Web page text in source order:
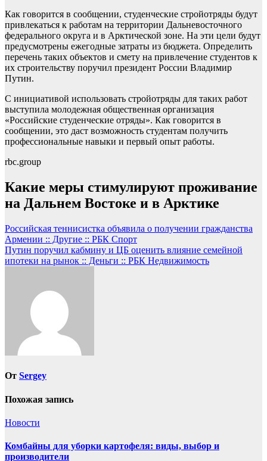
Как говорится в сообщении, студенческие стройотряды будут
привлекаться к работам на территории Дальневосточного
федерального округа и в Арктической зоне. На эти цели будут
предусмотрены ежегодные затраты из бюджета. Определить
перечень таких объектов и смету на привлечение студентов к
их строительству поручил президент России Владимир
Путин.
С инициативой использовать стройотряды для таких работ
выступила молодежная общественная организация
«Российские студенческие отряды». Как говорится в
сообщении, это даст возможность студентам получить
профессиональные навыки и первый опыт работы.
rbc.group
Какие меры стимулируют проживание
на Дальнем Востоке и в Арктике
Навигация
по
записям
Российская теннисистка объявила о получении гражданства
Армении :: Другие :: РБК Спорт
Путин поручил кабмину и ЦБ оценить влияние семейной
ипотеки на рынок :: Деньги :: РБК Недвижимость
От Sergey
Похожая запись
Новости
Комбайны для уборки картофеля: виды, выбор и
производители